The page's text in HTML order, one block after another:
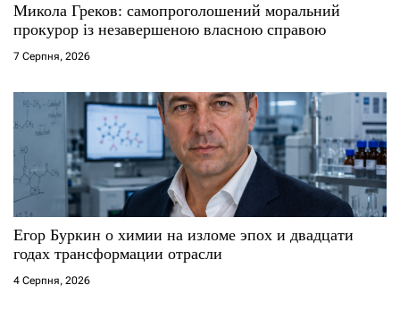
Микола Греков: самопроголошений моральний
прокурор із незавершеною власною справою
7 Серпня, 2026
Егор Буркин о химии на изломе эпох и двадцати
годах трансформации отрасли
4 Серпня, 2026